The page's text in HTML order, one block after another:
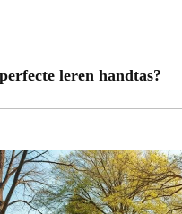
leren handtas?